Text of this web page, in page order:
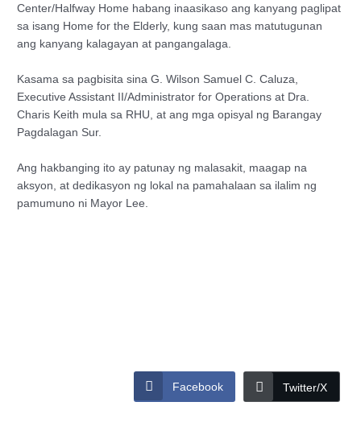
Center/Halfway Home habang inaasikaso ang kanyang paglipat
sa isang Home for the Elderly, kung saan mas matutugunan
ang kanyang kalagayan at pangangalaga.
Kasama sa pagbisita sina G. Wilson Samuel C. Caluza,
Executive Assistant II/Administrator for Operations at Dra.
Charis Keith mula sa RHU, at ang mga opisyal ng Barangay
Pagdalagan Sur.
Ang hakbanging ito ay patunay ng malasakit, maagap na
aksyon, at dedikasyon ng lokal na pamahalaan sa ilalim ng
pamumuno ni Mayor Lee.
Facebook Twitter/X